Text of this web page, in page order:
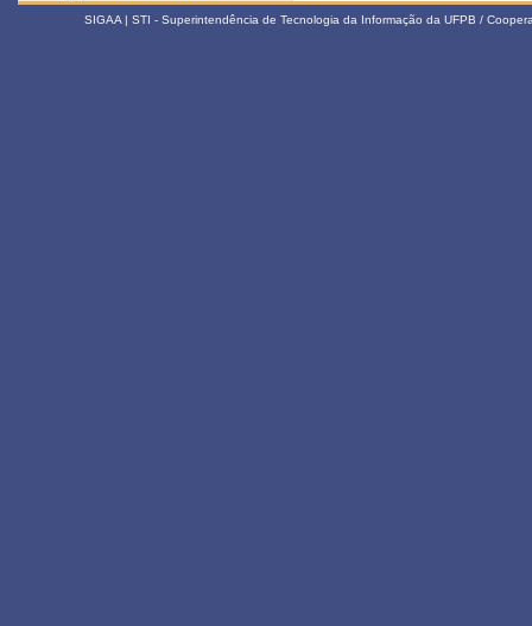
SIGAA | STI - Superintendência de Tecnologia da Informação da UFPB /